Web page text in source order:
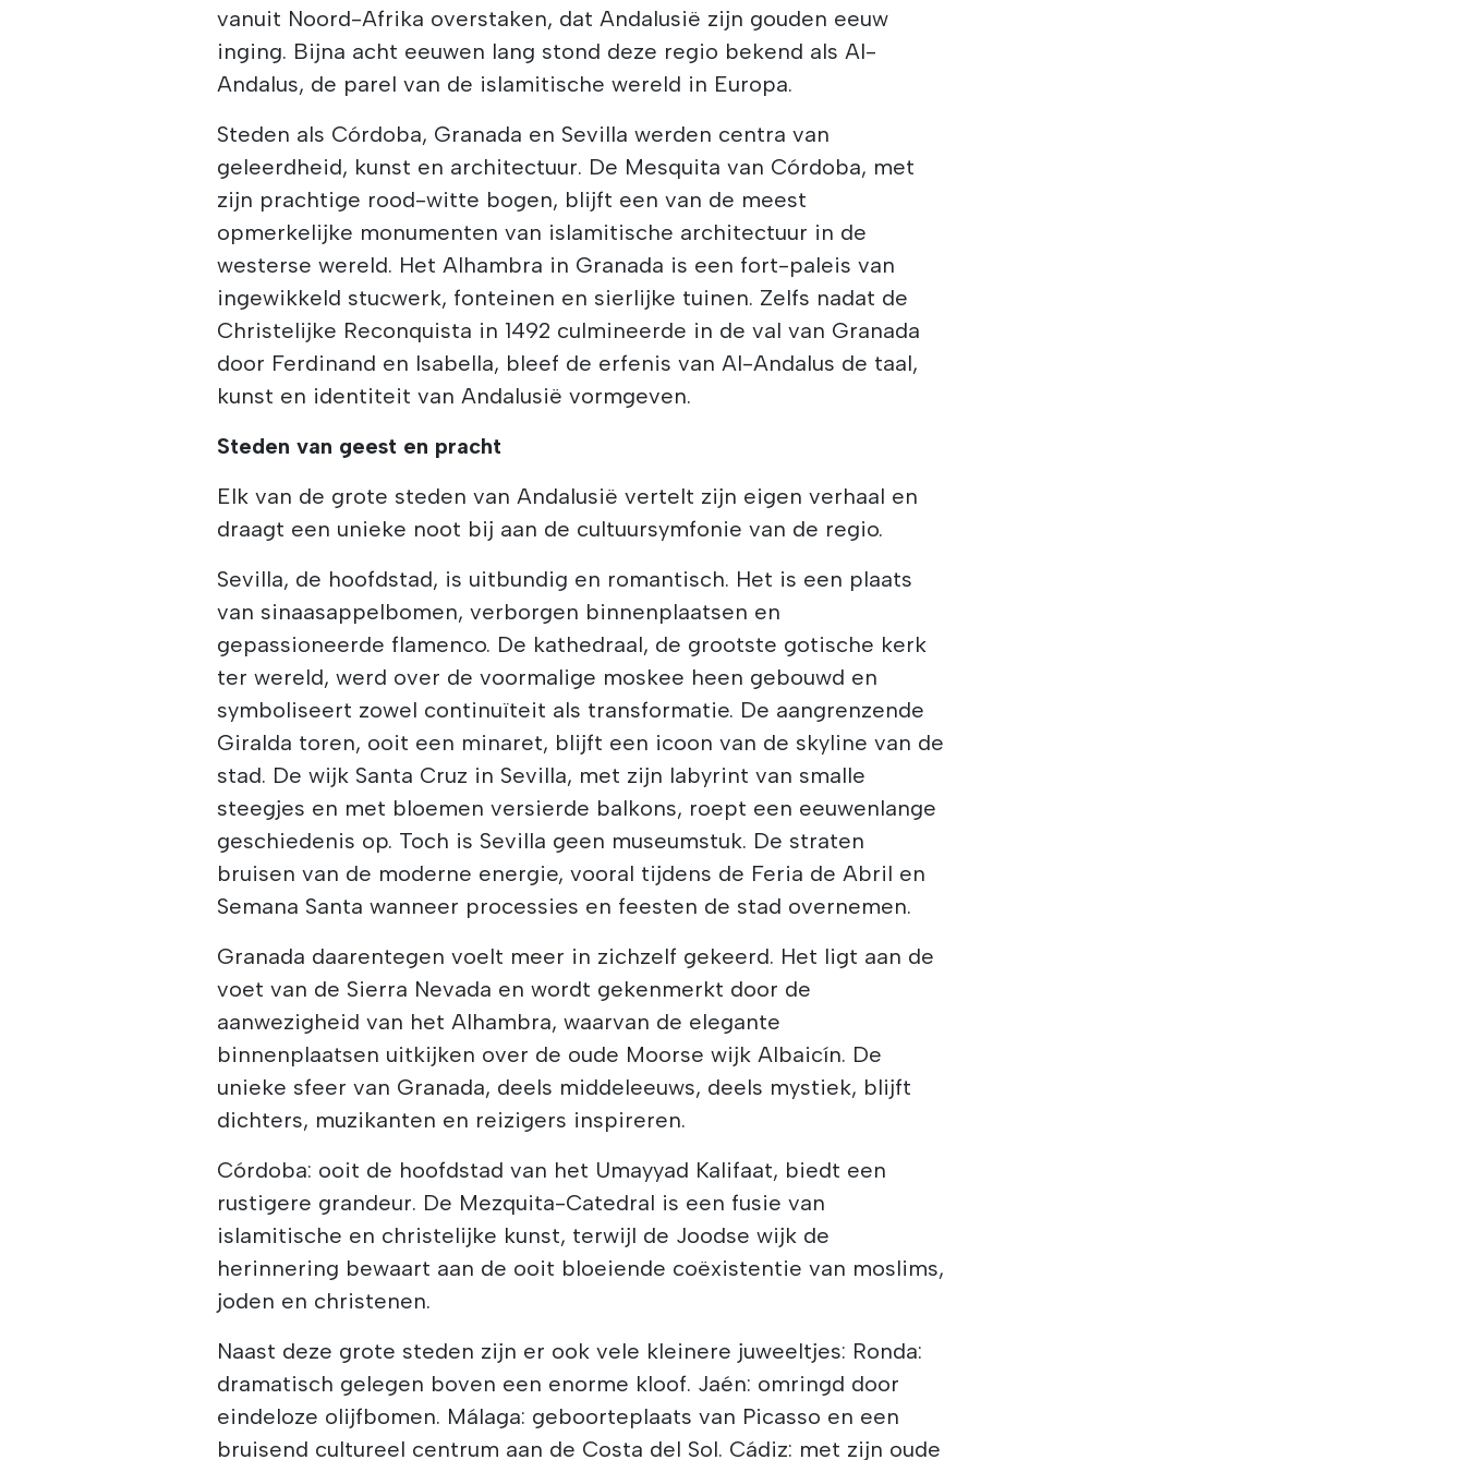
vanuit Noord-Afrika overstaken, dat Andalusië zijn gouden eeuw
inging. Bijna acht eeuwen lang stond deze regio bekend als Al-
Andalus, de parel van de islamitische wereld in Europa.
Steden als Córdoba, Granada en Sevilla werden centra van
geleerdheid, kunst en architectuur. De Mesquita van Córdoba, met
zijn prachtige rood-witte bogen, blijft een van de meest
opmerkelijke monumenten van islamitische architectuur in de
westerse wereld. Het Alhambra in Granada is een fort-paleis van
ingewikkeld stucwerk, fonteinen en sierlijke tuinen. Zelfs nadat de
Christelijke Reconquista in 1492 culmineerde in de val van Granada
door Ferdinand en Isabella, bleef de erfenis van Al-Andalus de taal,
kunst en identiteit van Andalusië vormgeven.
Steden van geest en pracht
Elk van de grote steden van Andalusië vertelt zijn eigen verhaal en
draagt een unieke noot bij aan de cultuursymfonie van de regio.
Sevilla, de hoofdstad, is uitbundig en romantisch. Het is een plaats
van sinaasappelbomen, verborgen binnenplaatsen en
gepassioneerde flamenco. De kathedraal, de grootste gotische kerk
ter wereld, werd over de voormalige moskee heen gebouwd en
symboliseert zowel continuïteit als transformatie. De aangrenzende
Giralda toren, ooit een minaret, blijft een icoon van de skyline van de
stad. De wijk Santa Cruz in Sevilla, met zijn labyrint van smalle
steegjes en met bloemen versierde balkons, roept een eeuwenlange
geschiedenis op. Toch is Sevilla geen museumstuk. De straten
bruisen van de moderne energie, vooral tijdens de Feria de Abril en
Semana Santa wanneer processies en feesten de stad overnemen.
Granada daarentegen voelt meer in zichzelf gekeerd. Het ligt aan de
voet van de Sierra Nevada en wordt gekenmerkt door de
aanwezigheid van het Alhambra, waarvan de elegante
binnenplaatsen uitkijken over de oude Moorse wijk Albaicín. De
unieke sfeer van Granada, deels middeleeuws, deels mystiek, blijft
dichters, muzikanten en reizigers inspireren.
Córdoba: ooit de hoofdstad van het Umayyad Kalifaat, biedt een
rustigere grandeur. De Mezquita-Catedral is een fusie van
islamitische en christelijke kunst, terwijl de Joodse wijk de
herinnering bewaart aan de ooit bloeiende coëxistentie van moslims,
joden en christenen.
Naast deze grote steden zijn er ook vele kleinere juweeltjes: Ronda:
dramatisch gelegen boven een enorme kloof. Jaén: omringd door
eindeloze olijfbomen. Málaga: geboorteplaats van Picasso en een
bruisend cultureel centrum aan de Costa del Sol. Cádiz: met zijn oude